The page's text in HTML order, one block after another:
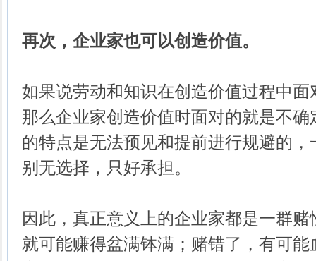
再次，企业家也可以创造价值。
如果说劳动和知识在创造价值过程中
那么企业家创造价值时面对的就是不
的特点是无法预见和提前进行规避的
别无选择，只好承担。
因此，真正意义上的企业家都是一群
就可能赚得盆满钵满；赌错了，有可